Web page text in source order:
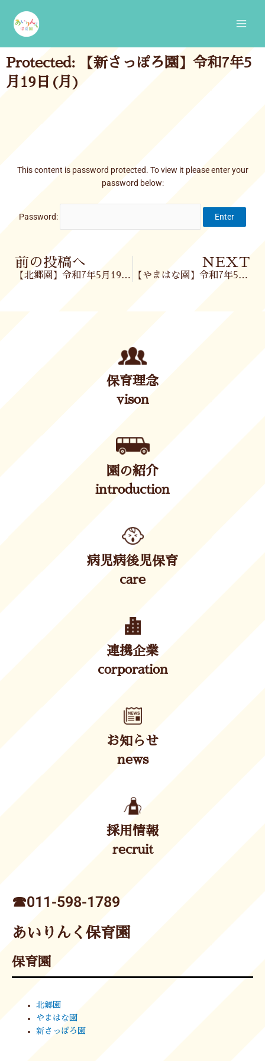
content
Protected: 【新さっぽろ園】令和7年5
月19日(月)
This content is password protected. To view it please enter your
password below:
Password:
Prev
前の投稿へ
【北郷園】令和7年5月19日(月)
NEXT
【やまはな園】令和7年5月19日（月）
保育理念
vison
園の紹介
introduction
病児病後児保育
care
連携企業
corporation
お知らせ
news
採用情報
recruit
☎︎011-598-1789
あいりんく保育園
保育園
北郷園
やまはな園
新さっぽろ園